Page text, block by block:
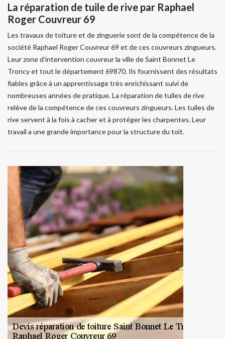
La réparation de tuile de rive par Raphael
Roger Couvreur 69
Les travaux de toiture et de zinguerie sont de la compétence de la
société Raphael Roger Couvreur 69 et de ces couvreurs zingueurs.
Leur zone d’intervention couvreur la ville de Saint Bonnet Le
Troncy et tout le département 69870. Ils fournissent des résultats
fiables grâce à un apprentissage très enrichissant suivi de
nombreuses années de pratique. La réparation de tuiles de rive
relève de la compétence de ces couvreurs zingueurs. Les tuiles de
rive servent à la fois à cacher et à protéger les charpentes. Leur
travail a une grande importance pour la structure du toit.